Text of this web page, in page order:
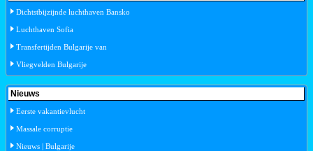
Dichtstbijzijnde luchthaven Bansko
Luchthaven Sofia
Transfertijden Bulgarije van
Vliegvelden Bulgarije
Nieuws
Eerste vakantievlucht
Massale corruptie
Nieuws | Bulgarije